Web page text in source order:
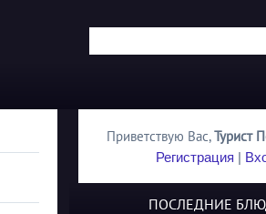
Приветствую Вас,Турист
Регистрация |
ПОСЛЕДНИЕ